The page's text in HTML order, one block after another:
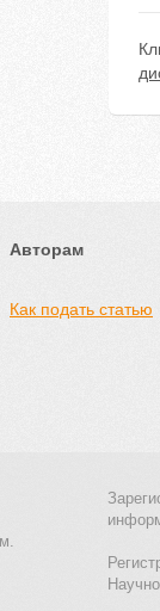
Авторам
Как подать статью